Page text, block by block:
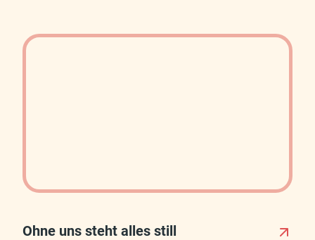
Ohne uns steht alles still